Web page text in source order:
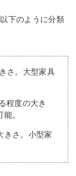
下のように分類
さ。大型家具
程度の大き
。
きさ。小型家